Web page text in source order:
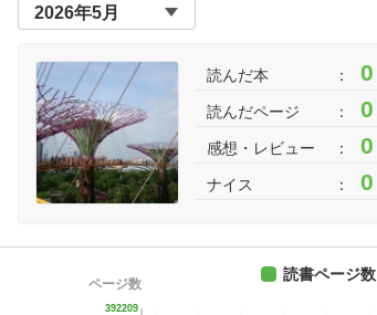
読んだ本 0
読んだページ 0
感想・レビュー 0
ナイス 0
392209
ページ数
読書ページ数